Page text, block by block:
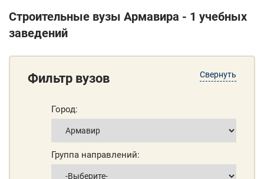
Строительные вузы Армавира - 1 учебных
заведений
Свернуть
Фильтр вузов
Город:
Группа направлений: